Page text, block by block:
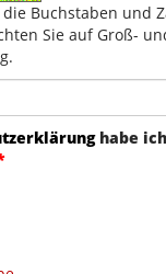
Buchstaben und
Sie auf Groß-
habe